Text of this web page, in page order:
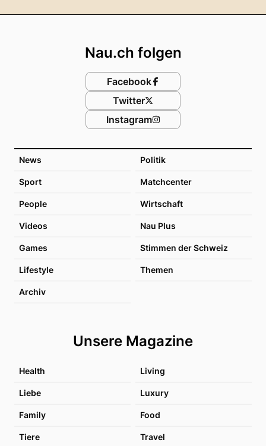
News Politik
Sport Matchcenter
People Wirtschaft
Videos Nau Plus
Games Stimmen der Schweiz
Lifestyle Themen
Archiv
Unsere Magazine
Health Living
Liebe Luxury
Family Food
Tiere Travel
Nau.ch folgen
Facebook
Twitter
Instagram